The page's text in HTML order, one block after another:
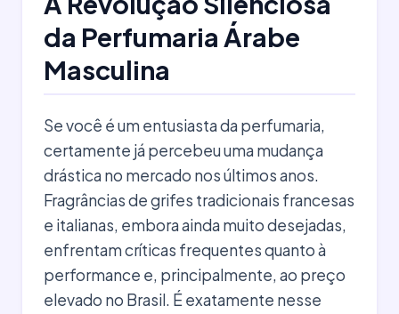
da Perfumaria Árabe
Masculina
Se você é um entusiasta da perfumaria,
certamente já percebeu uma mudança
drástica no mercado nos últimos anos.
Fragrâncias de grifes tradicionais francesas
e italianas, embora ainda muito desejadas,
enfrentam críticas frequentes quanto à
performance e, principalmente, ao preço
elevado no Brasil. É exatamente nesse